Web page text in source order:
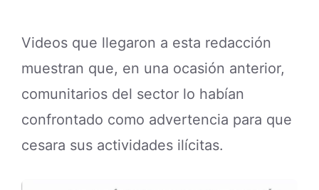
Videos que llegaron a esta redacción
muestran que, en una ocasión anterior,
comunitarios del sector lo habían
confrontado como advertencia para que
cesara sus actividades ilícitas.